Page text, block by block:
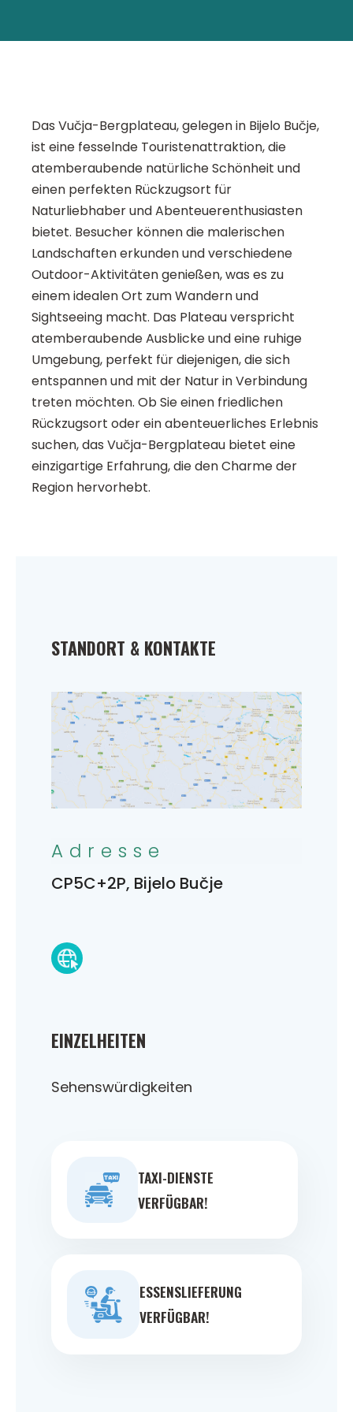
Das Vučja-Bergplateau, gelegen in Bijelo Bučje,
ist eine fesselnde Touristenattraktion, die
atemberaubende natürliche Schönheit und
einen perfekten Rückzugsort für
Naturliebhaber und Abenteuerenthusiasten
bietet. Besucher können die malerischen
Landschaften erkunden und verschiedene
Outdoor-Aktivitäten genießen, was es zu
einem idealen Ort zum Wandern und
Sightseeing macht. Das Plateau verspricht
atemberaubende Ausblicke und eine ruhige
Umgebung, perfekt für diejenigen, die sich
entspannen und mit der Natur in Verbindung
treten möchten. Ob Sie einen friedlichen
Rückzugsort oder ein abenteuerliches Erlebnis
suchen, das Vučja-Bergplateau bietet eine
einzigartige Erfahrung, die den Charme der
Region hervorhebt.
EINZELHEITEN
Sehenswürdigkeiten
TAXI-DIENSTE
VERFÜGBAR!
ESSENSLIEFERUNG
VERFÜGBAR!
STANDORT & KONTAKTE
Adresse
CP5C+2P, Bijelo Bučje